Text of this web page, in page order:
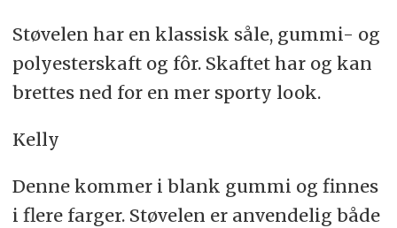
Støvelen har en klassisk såle, gummi- og
polyesterskaft og fôr. Skaftet har og kan
brettes ned for en mer sporty look.
Kelly
Denne kommer i blank gummi og finnes
i flere farger. Støvelen er anvendelig både